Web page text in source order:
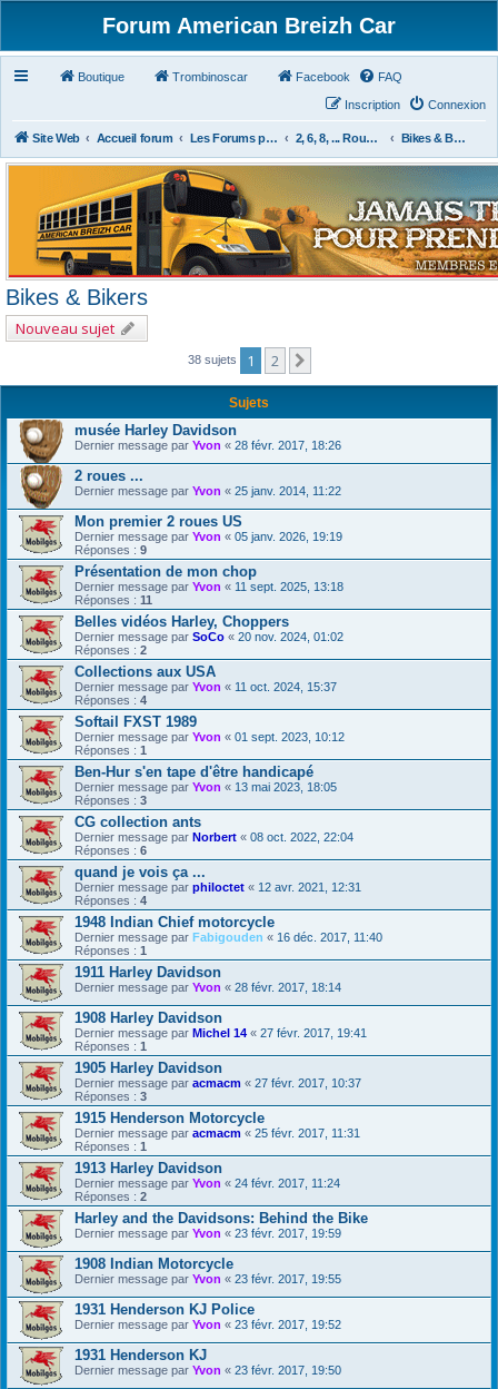
Forum American Breizh Car
Boutique Trombinoscar Facebook FAQ
Connexion
Inscription
Site Web Accueil forum Les Forums par Passion 2, 6, 8, ... Roues & Autres Bikes & Bikers
Bikes & Bikers
Nouveau sujet
38 sujets 1 2
Sujets
musée Harley Davidson
Dernier message par Yvon « 28 févr. 2017, 18:26
2 roues ...
Dernier message par Yvon « 25 janv. 2014, 11:22
Mon premier 2 roues US
Dernier message par Yvon « 05 janv. 2026, 19:19
Réponses : 9
Présentation de mon chop
Dernier message par Yvon « 11 sept. 2025, 13:18
Réponses : 11
Belles vidéos Harley, Choppers
Dernier message par SoCo « 20 nov. 2024, 01:02
Réponses : 2
Collections aux USA
Dernier message par Yvon « 11 oct. 2024, 15:37
Réponses : 4
Softail FXST 1989
Dernier message par Yvon « 01 sept. 2023, 10:12
Réponses : 1
Ben-Hur s'en tape d'être handicapé
Dernier message par Yvon « 13 mai 2023, 18:05
Réponses : 3
CG collection ants
Dernier message par Norbert « 08 oct. 2022, 22:04
Réponses : 6
quand je vois ça ...
Dernier message par philoctet « 12 avr. 2021, 12:31
Réponses : 4
1948 Indian Chief motorcycle
Dernier message par Fabigouden « 16 déc. 2017, 11:40
Réponses : 1
1911 Harley Davidson
Dernier message par Yvon « 28 févr. 2017, 18:14
1908 Harley Davidson
Dernier message par Michel 14 « 27 févr. 2017, 19:41
Réponses : 1
1905 Harley Davidson
Dernier message par acmacm « 27 févr. 2017, 10:37
Réponses : 3
1915 Henderson Motorcycle
Dernier message par acmacm « 25 févr. 2017, 11:31
Réponses : 1
1913 Harley Davidson
Dernier message par Yvon « 24 févr. 2017, 11:24
Réponses : 2
Harley and the Davidsons: Behind the Bike
Dernier message par Yvon « 23 févr. 2017, 19:59
1908 Indian Motorcycle
Dernier message par Yvon « 23 févr. 2017, 19:55
1931 Henderson KJ Police
Dernier message par Yvon « 23 févr. 2017, 19:52
1931 Henderson KJ
Dernier message par Yvon « 23 févr. 2017, 19:50